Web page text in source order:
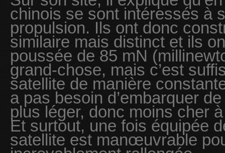
chinois se sont intéressés à
propulsion. Ils ont donc
similaire mais distinct et ils
poussée de 85 mN
grand-chose, mais c’est
satellite de manière
a pas besoin d’embarquer
plus léger, donc moins cher
Et surtout, une fois équipée
satellite est manœuvrable